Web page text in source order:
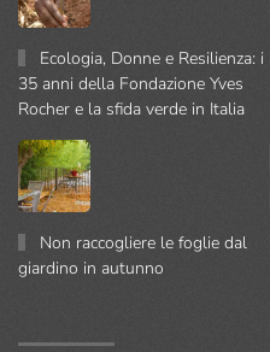
Ecologia, Donne e Resilienza: i
35 anni della Fondazione Yves
Rocher e la sfida verde in Italia
Non raccogliere le foglie dal
giardino in autunno